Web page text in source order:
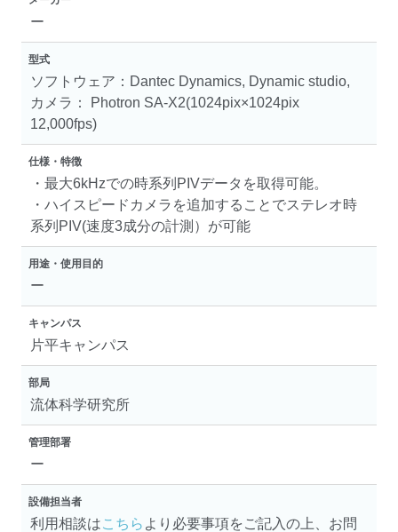
ー
型式
ソフトウェア：Dantec Dynamics, Dynamic studio,
カメラ： Photron SA-X2(1024pix×1024pix
12,000fps)
仕様・特徴
・最大6kHzでの時系列PIVデータを取得可能。
・ハイスピードカメラを追加することでステレオ時
系列PIV(速度3成分の計測）が可能
用途・使用目的
ー
キャンパス
片平キャンパス
部局
流体科学研究所
管理部署
ー
設備担当者
利用相談はこちら より必要事項をご記入の上、お問